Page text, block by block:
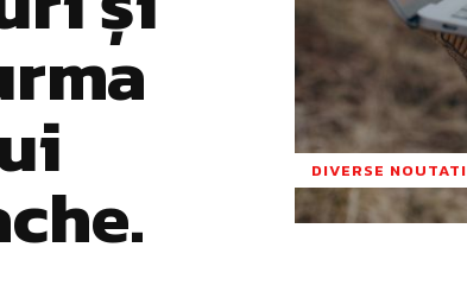
DIVERSE NOUTATI